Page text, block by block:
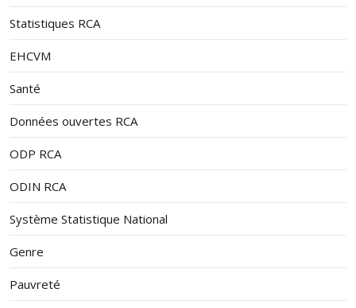
Statistiques RCA
EHCVM
Santé
Données ouvertes RCA
ODP RCA
ODIN RCA
Système Statistique National
Genre
Pauvreté